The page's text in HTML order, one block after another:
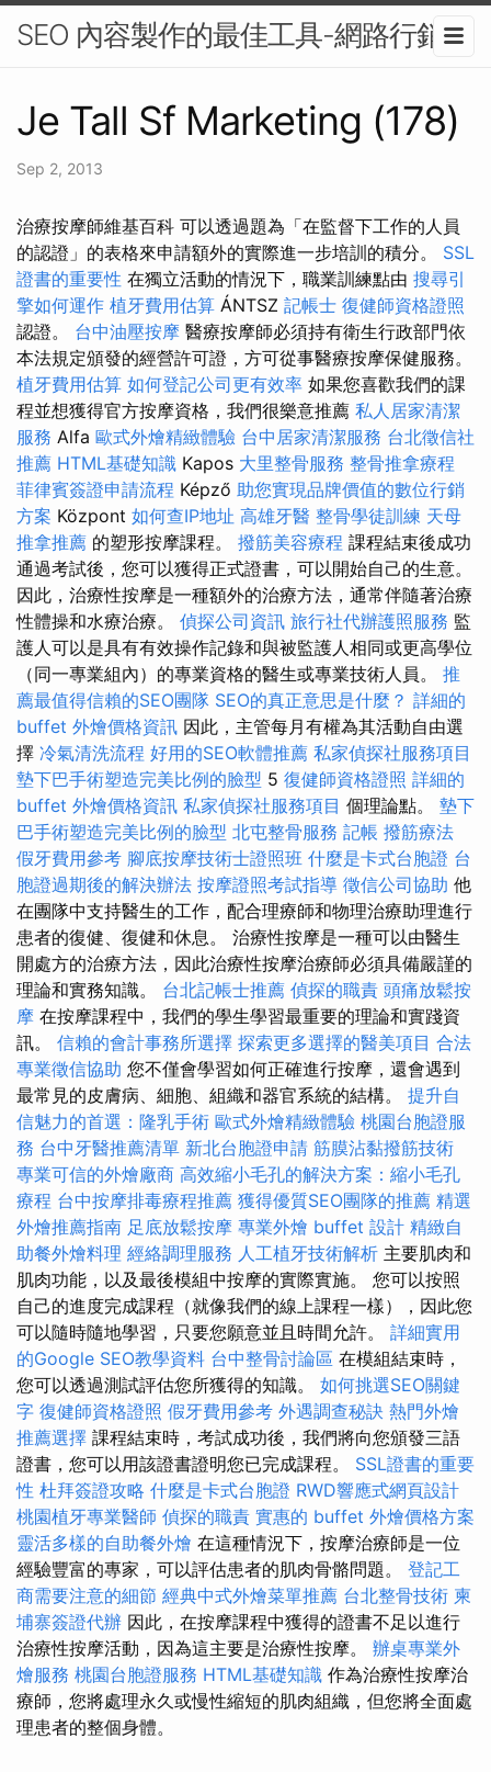
SEO 內容製作的最佳工具-網路行銷
Je Tall Sf Marketing (178)
Sep 2, 2013
治療按摩師維基百科 可以透過題為「在監督下工作的人員
的認證」的表格來申請額外的實際進一步培訓的積分。 SSL
證書的重要性 在獨立活動的情況下，職業訓練點由 搜尋引
擎如何運作 植牙費用估算 ÁNTSZ 記帳士 復健師資格證照
認證。 台中油壓按摩 醫療按摩師必須持有衛生行政部門依
本法規定頒發的經營許可證，方可從事醫療按摩保健服務。
植牙費用估算 如何登記公司更有效率 如果您喜歡我們的課
程並想獲得官方按摩資格，我們很樂意推薦 私人居家清潔
服務 Alfa 歐式外燴精緻體驗 台中居家清潔服務 台北徵信社
推薦 HTML基礎知識 Kapos 大里整骨服務 整骨推拿療程
菲律賓簽證申請流程 Képző 助您實現品牌價值的數位行銷
方案 Központ 如何查IP地址 高雄牙醫 整骨學徒訓練 天母
推拿推薦 的塑形按摩課程。 撥筋美容療程 課程結束後成功
通過考試後，您可以獲得正式證書，可以開始自己的生意。
因此，治療性按摩是一種額外的治療方法，通常伴隨著治療
性體操和水療治療。 偵探公司資訊 旅行社代辦護照服務 監
護人可以是具有有效操作記錄和與被監護人相同或更高學位
（同一專業組內）的專業資格的醫生或專業技術人員。 推
薦最值得信賴的SEO團隊 SEO的真正意思是什麼？ 詳細的
buffet 外燴價格資訊 因此，主管每月有權為其活動自由選
擇 冷氣清洗流程 好用的SEO軟體推薦 私家偵探社服務項目
墊下巴手術塑造完美比例的臉型 5 復健師資格證照 詳細的
buffet 外燴價格資訊 私家偵探社服務項目 個理論點。 墊下
巴手術塑造完美比例的臉型 北屯整骨服務 記帳 撥筋療法
假牙費用參考 腳底按摩技術士證照班 什麼是卡式台胞證 台
胞證過期後的解決辦法 按摩證照考試指導 徵信公司協助 他
在團隊中支持醫生的工作，配合理療師和物理治療助理進行
患者的復健、復健和休息。 治療性按摩是一種可以由醫生
開處方的治療方法，因此治療性按摩治療師必須具備嚴謹的
理論和實務知識。 台北記帳士推薦 偵探的職責 頭痛放鬆按
摩 在按摩課程中，我們的學生學習最重要的理論和實踐資
訊。 信賴的會計事務所選擇 探索更多選擇的醫美項目 合法
專業徵信協助 您不僅會學習如何正確進行按摩，還會遇到
最常見的皮膚病、細胞、組織和器官系統的結構。 提升自
信魅力的首選：隆乳手術 歐式外燴精緻體驗 桃園台胞證服
務 台中牙醫推薦清單 新北台胞證申請 筋膜沾黏撥筋技術
專業可信的外燴廠商 高效縮小毛孔的解決方案：縮小毛孔
療程 台中按摩排毒療程推薦 獲得優質SEO團隊的推薦 精選
外燴推薦指南 足底放鬆按摩 專業外燴 buffet 設計 精緻自
助餐外燴料理 經絡調理服務 人工植牙技術解析 主要肌肉和
肌肉功能，以及最後模組中按摩的實際實施。 您可以按照
自己的進度完成課程（就像我們的線上課程一樣），因此您
可以隨時隨地學習，只要您願意並且時間允許。 詳細實用
的Google SEO教學資料 台中整骨討論區 在模組結束時，
您可以透過測試評估您所獲得的知識。 如何挑選SEO關鍵
字 復健師資格證照 假牙費用參考 外遇調查秘訣 熱門外燴
推薦選擇 課程結束時，考試成功後，我們將向您頒發三語
證書，您可以用該證書證明您已完成課程。 SSL證書的重要
性 杜拜簽證攻略 什麼是卡式台胞證 RWD響應式網頁設計
桃園植牙專業醫師 偵探的職責 實惠的 buffet 外燴價格方案
靈活多樣的自助餐外燴 在這種情況下，按摩治療師是一位
經驗豐富的專家，可以評估患者的肌肉骨骼問題。 登記工
商需要注意的細節 經典中式外燴菜單推薦 台北整骨技術 柬
埔寨簽證代辦 因此，在按摩課程中獲得的證書不足以進行
治療性按摩活動，因為這主要是治療性按摩。 辦桌專業外
燴服務 桃園台胞證服務 HTML基礎知識 作為治療性按摩治
療師，您將處理永久或慢性縮短的肌肉組織，但您將全面處
理患者的整個身體。